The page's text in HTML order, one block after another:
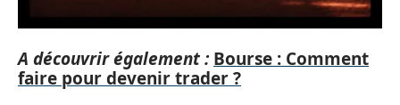
A découvrir également : Bourse : Comment
faire pour devenir trader ?